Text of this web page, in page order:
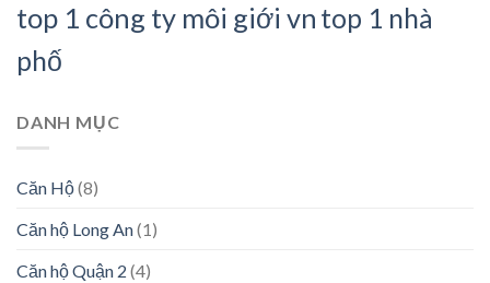
top 1 công ty môi giới vn top 1 nhà
phố
DANH MỤC
Căn Hộ(8)
Căn hộ Long An(1)
Căn hộ Quận 2 (4)